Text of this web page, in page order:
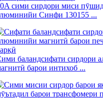
сими сирдори миси
Синфи 130155 ...
баландсифати сирдори
барои интихоб ...